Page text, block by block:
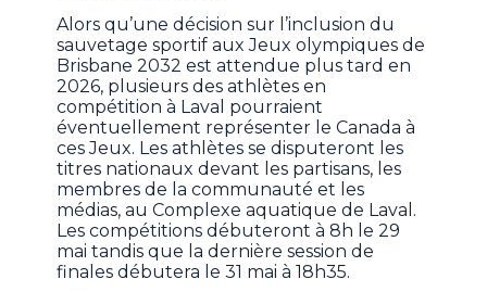
Alors qu’une décision sur l’inclusion du
sauvetage sportif aux Jeux olympiques de
Brisbane 2032 est attendue plus tard en
2026, plusieurs des athlètes en
compétition à Laval pourraient
éventuellement représenter le Canada à
ces Jeux. Les athlètes se disputeront les
titres nationaux devant les partisans, les
membres de la communauté et les
médias, au Complexe aquatique de Laval.
Les compétitions débuteront à 8h le 29
mai tandis que la dernière session de
finales débutera le 31 mai à 18h35.